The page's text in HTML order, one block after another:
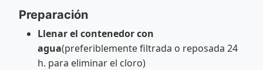
Preparación
Llenar el contenedor con
agua(preferiblemente filtrada o reposada 24
h. para eliminar el cloro)